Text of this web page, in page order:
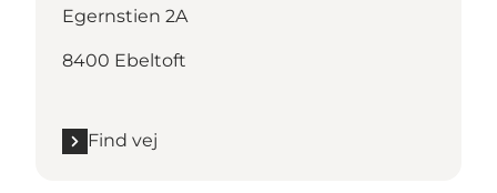
Egernstien 2A
8400 Ebeltoft
Find vej